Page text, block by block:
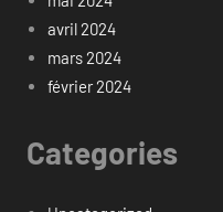
avril 2024
mars 2024
février 2024
Categories